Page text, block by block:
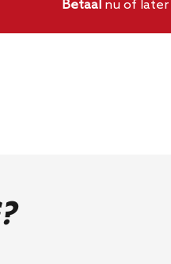
is inbegrepen.
Betaalnu of later